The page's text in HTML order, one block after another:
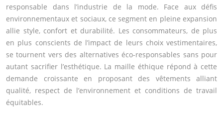
responsable dans l’industrie de la mode. Face aux défis
environnementaux et sociaux, ce segment en pleine expansion
allie style, confort et durabilité. Les consommateurs, de plus
en plus conscients de l’impact de leurs choix vestimentaires,
se tournent vers des alternatives éco-responsables sans pour
autant sacrifier l’esthétique. La maille éthique répond à cette
demande croissante en proposant des vêtements alliant
qualité, respect de l’environnement et conditions de travail
équitables.